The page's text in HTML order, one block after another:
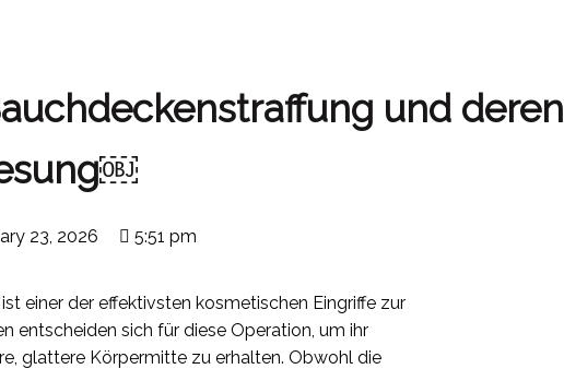
und deren
23, 2026 5:51 pm
einer der effektivsten kosmetischen Eingriffe zur
entscheiden sich für diese Operation, um ihr
glattere Körpermitte zu erhalten. Obwohl die